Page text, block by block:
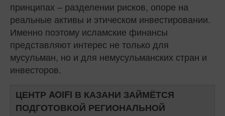
принципах – разделении рисков, опоре на
реальные активы и этическом инвестировании.
Именно поэтому исламские финансы
представляют интерес не только для
мусульман, но и для немусульманских стран и
инвесторов.
ЦЕНТР AOIFI В КАЗАНИ ЗАЙМЁТСЯ
ПОДГОТОВКОЙ РЕГИОНАЛЬНОЙ